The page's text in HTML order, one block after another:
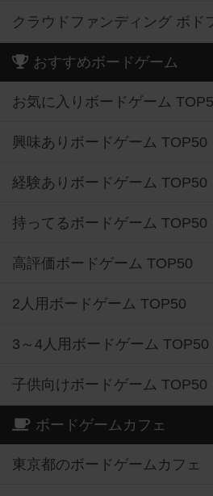
クラウドファンディング ボド
おすすめボードゲーム
お気に入りボードゲーム
興味ありボードゲーム TOP50
経験ありボードゲーム TOP50
持ってるボードゲーム TOP50
高評価ボードゲーム TOP50
2人用ボードゲーム TOP50
3～4人用ボードゲーム TOP50
子供向けボードゲーム TOP50
ボードゲームカフェ
東京都のボードゲームカフェ